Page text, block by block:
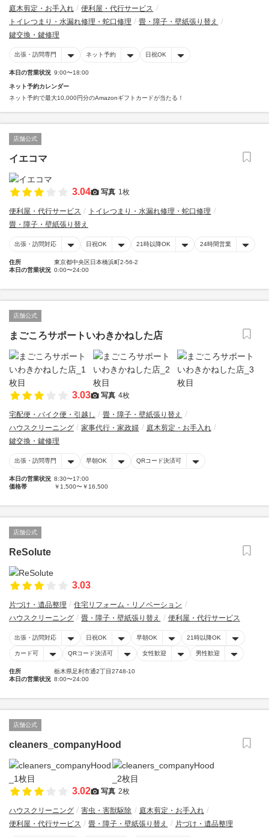
庭木剪定・お手入れ
便利屋・代行サービス
トイレつまり・水漏れ修理・蛇口修理
畳・障子・壁紙張り替え
鍵交換・鍵修理
出張・訪問専門 ネット予約 日祝OK
本日の営業状況 9:00〜18:00
ネット予約カレンダー
ネット予約で最大10,000円分のAmazonギフトカードが当たる！
店舗公式
イエコマ
3.04 写真 1枚
便利屋・代行サービス
トイレつまり・水漏れ修理・蛇口修理
畳・障子・壁紙張り替え
出張・訪問対応 日祝OK 21時以降OK 24時間営業
住所
東京都中央区日本橋浜町2-56-2
本日の営業状況 0:00〜24:00
店舗公式
まごころサポートいわきかねした店
3.03 写真 4枚
宅配便・バイク便・引越し
畳・障子・壁紙張り替え
ハウスクリーニング
家事代行・家政婦
庭木剪定・お手入れ
鍵交換・鍵修理
出張・訪問専門 早朝OK QRコード決済可
本日の営業状況 8:30〜17:00
価格帯
￥1,500〜￥16,500
店舗公式
ReSolute
3.03
片づけ・遺品整理
住宅リフォーム・リノベーション
ハウスクリーニング
畳・障子・壁紙張り替え 便利屋・代行サービス
出張・訪問対応 日祝OK 早朝OK 21時以降OK
カード可 QRコード決済可 女性歓迎 男性歓迎
住所
栃木県足利市通2丁目2748-10
本日の営業状況 8:00〜24:00
店舗公式
cleaners_companyHood
3.02 写真 2枚
ハウスクリーニング 害虫・害獣駆除
庭木剪定・お手入れ
便利屋・代行サービス
畳・障子・壁紙張り替え 片づけ・遺品整理